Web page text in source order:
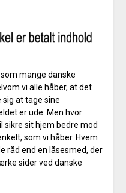
mange danske
vi alle håber, at det
sig at tage sine
er ude. Men hvor
sikre sit hjem bedre mod
som vi håber. Hvem
råd end en låsesmed, der
sider ved danske